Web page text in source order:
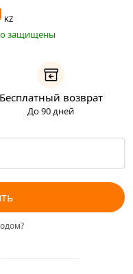
KZ
защищены
Бесплатный возврат
До 90 дней